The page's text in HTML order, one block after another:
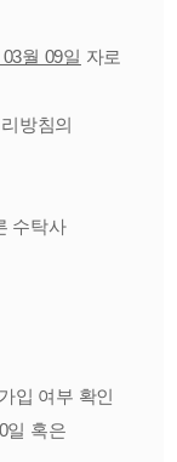
월 09일 자로
방침의
수탁사
입 여부 확인
혹은